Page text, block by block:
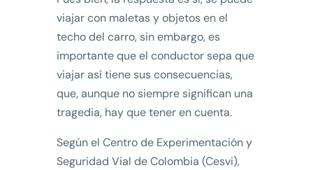
viajar con maletas y objetos en el
techo del carro, sin embargo, es
importante que el conductor sepa que
viajar así tiene sus consecuencias,
que, aunque no siempre significan una
tragedia, hay que tener en cuenta.
Según el Centro de Experimentación y
Seguridad Vial de Colombia (Cesvi),